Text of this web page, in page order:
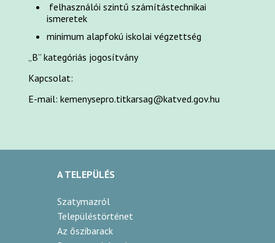
felhasználói szintű számítástechnikai
ismeretek
minimum alapfokú iskolai végzettség
„B” kategóriás jogosítvány
Kapcsolat:
E-mail:kemenysepro.titkarsag@katved.gov.hu
A TELEPÜLÉS
Szatymazról
Településtörténet
Az őszibarack